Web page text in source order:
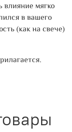
влияние мягко
в вашего
(как на свече)